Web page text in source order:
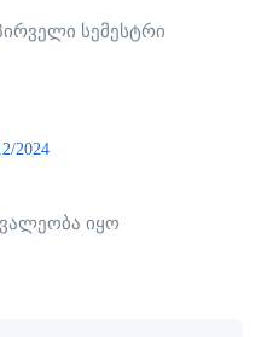
სემესტრი
2024
იყო